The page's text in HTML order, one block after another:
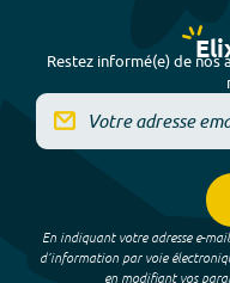
Restez informé(e) de nos
En indiquant votre adresse e-
d’information par voie
en modifiant vos